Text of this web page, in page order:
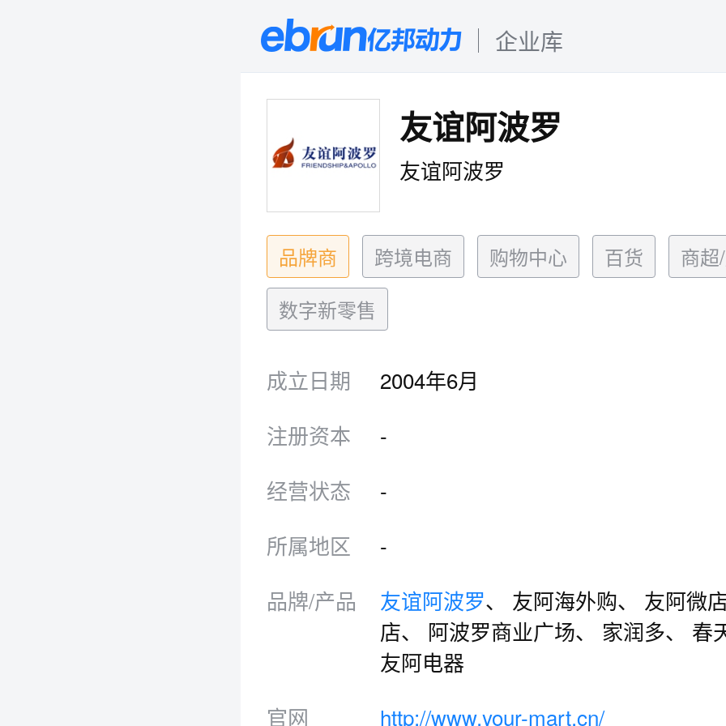
企业库
友谊阿波罗
友谊阿波罗
品牌商 跨境电商 购物中心 百货
商超
数字新零售
成立日期
2004年6月
注册资本
-
经营状态
-
所属地区
-
品牌/产品
友谊阿波罗、 友阿海外购、 友阿微
店、 阿波罗商业广场、 家润多、 春
友阿电器
官网
http://www.your-mart.cn/